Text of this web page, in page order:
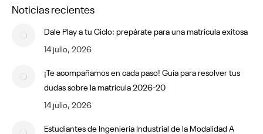
Noticias recientes
Dale Play a tu Ciclo: prepárate para una matrícula exitosa
14 julio, 2026
¡Te acompañamos en cada paso! Guía para resolver tus
dudas sobre la matrícula 2026-20
14 julio, 2026
Estudiantes de Ingeniería Industrial de la Modalidad A